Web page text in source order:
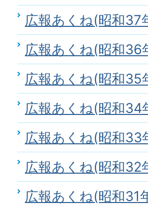
広報あくね(昭和37
広報あくね(昭和36
広報あくね(昭和35
広報あくね(昭和34
広報あくね(昭和33
広報あくね(昭和32
広報あくね(昭和31